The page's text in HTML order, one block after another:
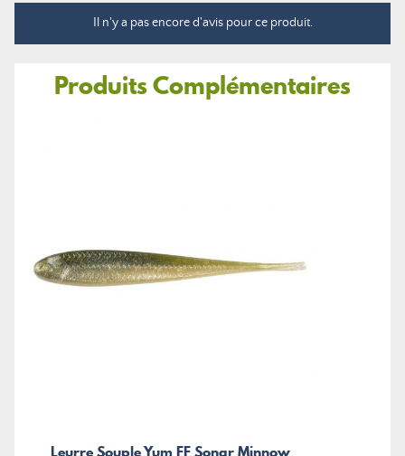
Il n'y a pas encore d'avis pour ce produit.
Produits Complémentaires
Leurre Souple Yum FF Sonar Minnow